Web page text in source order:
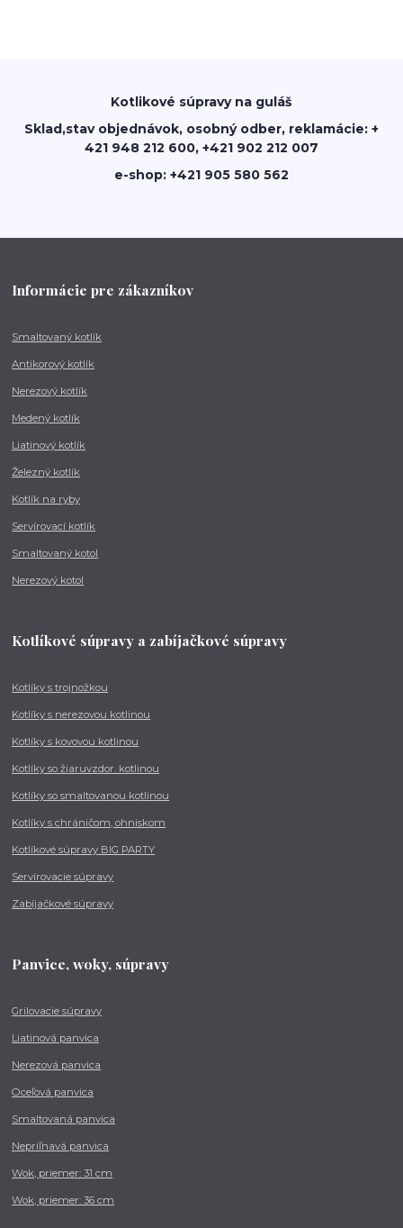
Kotlikové súpravy na guláš
Sklad,stav objednávok, osobný odber, reklamácie: +
421 948 212 600, +421 902 212 007
e-shop: +421 905 580 562
Informácie pre zákazníkov
Smaltovaný kotlík
Antikorový kotlík
Nerezový kotlík
Medený kotlík
Liatinový kotlík
Železný kotlík
Kotlík na ryby
Servírovací kotlík
Smaltovaný kotol
Nerezový kotol
Kotlíkové súpravy a zabíjačkové súpravy
Kotlíky s trojnožkou
Kotlíky s nerezovou kotlinou
Kotlíky s kovovou kotlinou
Kotlíky so žiaruvzdor. kotlinou
Kotlíky so smaltovanou kotlinou
Kotlíky s chráničom, ohniskom
Kotlíkové súpravy BIG PARTY
Servírovacie súpravy
Zabíjačkové súpravy
Panvice, woky, súpravy
Grilovacie súpravy
Liatinová panvica
Nerezová panvica
Oceľová panvica
Smaltovaná panvica
Nepriľnavá panvica
Wok, priemer: 31 cm
Wok, priemer: 36 cm